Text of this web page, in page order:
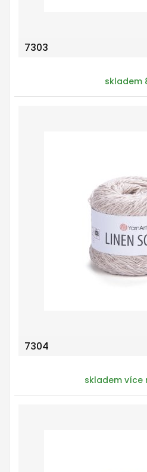
7303
skladem
7304
skladem více